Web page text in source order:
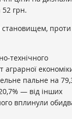
грн.
становищем,
технічного
аграрної
пальне на
— від інших
вплинули